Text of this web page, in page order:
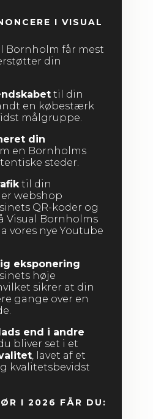
I VISUAL
Bornholm får mest
din
til din
en købestærk
målgruppe.
din
en Bornholms
steder.
til din
webshop
QR-koder og
Visual Bornholms
vores nye Youtube
eksponering
høje
sikrer at din
gange over en
end i andre
bliver set i et
, lavet af et
kvalitetsbevidst
I 2026 FÅR DU: